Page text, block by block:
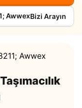
Bizi Arayın